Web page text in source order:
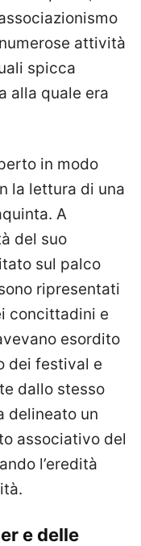
attività
spicca
alla quale era
in modo
la lettura di una
A
del suo
sul palco
ripresentati
concittadini e
esordito
dei festival e
dallo stesso
delineato un
associativo del
l’eredità
e delle